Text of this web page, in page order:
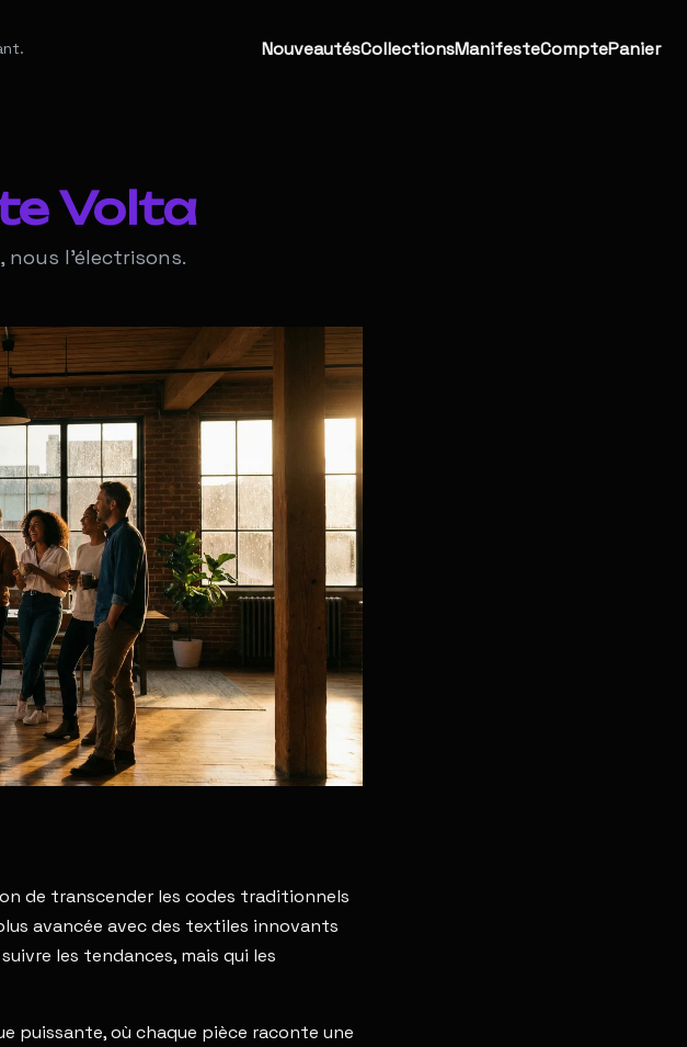
NouveautésCollectionsManifesteComptePanier
Volta
nous l'électrisons.
de transcender les codes traditionnels
avancée avec des textiles innovants
les tendances, mais qui les
puissante, où chaque pièce raconte une